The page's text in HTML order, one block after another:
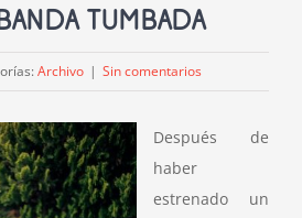
TUMBADA
Archivo | Sin comentarios
Después de
haber
estrenado un